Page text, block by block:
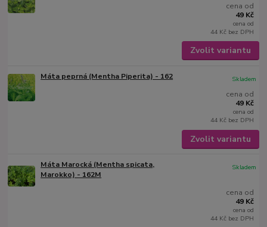
cena od
49 Kč
cena od
44 Kč bez DPH
Zvolit variantu
Máta peprná (Mentha Piperita) - 162
cena od
49 Kč
cena od
44 Kč bez DPH
Skladem
Zvolit variantu
Máta Marocká (Mentha spicata,
Marokko) - 162M
cena od
49 Kč
cena od
44 Kč bez DPH
Skladem